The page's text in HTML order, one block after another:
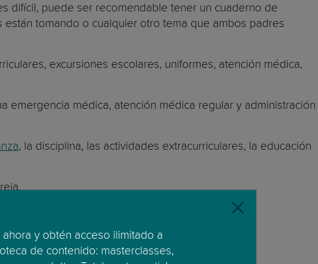
difícil, puede ser recomendable tener un cuaderno de
tomando o cualquier otro tema que ambos padres
excursiones escolares, uniformes, atención médica,
médica, atención médica regular y administración
, la disciplina, las actividades extracurriculares, la educación
ahora y obtén acceso ilimitado a
de contenido: masterclasses,